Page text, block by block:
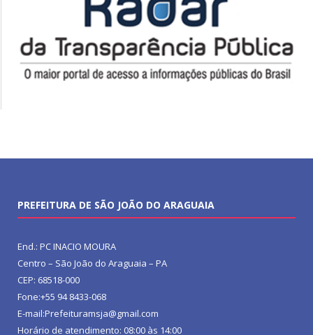
PREFEITURA DE SÃO JOÃO DO ARAGUAIA
End.: PC INACIO MOURA
Centro – São João do Araguaia – PA
CEP: 68518-000
Fone:+55 94 8433-068
E-mail:Prefeituramsja@gmail.com
Horário de atendimento: 08:00 às 14:00